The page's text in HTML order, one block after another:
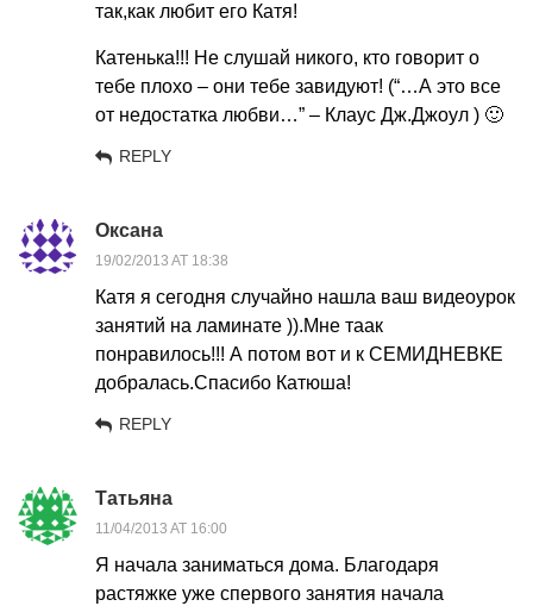
так,как любит его Катя!
Катенька!!! Не слушай никого, кто говорит о
тебе плохо – они тебе завидуют! (“…А это все
от недостатка любви…” – Клаус Дж.Джоул ) 🙂
REPLY
Оксана
19/02/2013 AT 18:38
Катя я сегодня случайно нашла ваш видеоурок
занятий на ламинате )).Мне таак
понравилось!!! А потом вот и к СЕМИДНЕВКЕ
добралась.Спасибо Катюша!
REPLY
Татьяна
11/04/2013 AT 16:00
Я начала заниматься дома. Благодаря
растяжке уже спервого занятия начала